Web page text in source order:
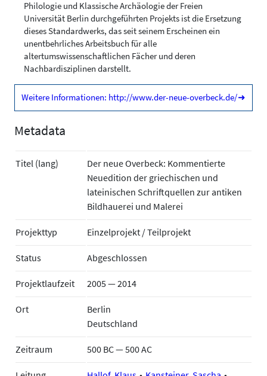
Philologie und Klassische Archäologie der Freien
Universität Berlin durchgeführten Projekts ist die Ersetzung
dieses Standardwerks, das seit seinem Erscheinen ein
unentbehrliches Arbeitsbuch für alle
altertumswissenschaftlichen Fächer und deren
Nachbardisziplinen darstellt.
Weitere Informationen: http://www.der-neue-overbeck.de/➜
Metadata
Titel (lang)
Der neue Overbeck: Kommentierte
Neuedition der griechischen und
lateinischen Schriftquellen zur antiken
Bildhauerei und Malerei
Projekttyp Einzelprojekt / Teilprojekt
Status Abgeschlossen
Projektlaufzeit 2005 — 2014
Ort
Berlin
Deutschland
Zeitraum 500 BC — 500 AC